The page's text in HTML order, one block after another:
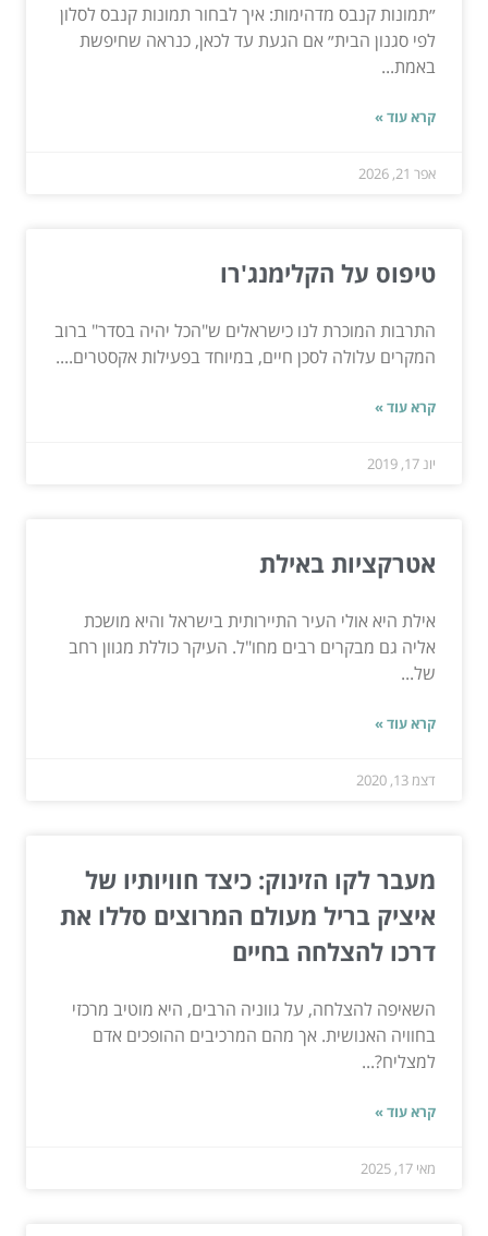
״תמונות קנבס מדהימות: איך לבחור תמונות קנבס לסלון
לפי סגנון הבית״ אם הגעת עד לכאן, כנראה שחיפשת
באמת...
קרא עוד »
אפר 21, 2026
טיפוס על הקלימנג'רו
התרבות המוכרת לנו כישראלים ש"הכל יהיה בסדר" ברוב
המקרים עלולה לסכן חיים, במיוחד בפעילות אקסטרים....
קרא עוד »
יונ 17, 2019
אטרקציות באילת
אילת היא אולי העיר התיירותית בישראל והיא מושכת
אליה גם מבקרים רבים מחו"ל. העיקר כוללת מגוון רחב
של...
קרא עוד »
דצמ 13, 2020
מעבר לקו הזינוק: כיצד חוויותיו של
איציק בריל מעולם המרוצים סללו את
דרכו להצלחה בחיים
השאיפה להצלחה, על גווניה הרבים, היא מוטיב מרכזי
בחוויה האנושית. אך מהם המרכיבים ההופכים אדם
למצליח?...
קרא עוד »
מאי 17, 2025